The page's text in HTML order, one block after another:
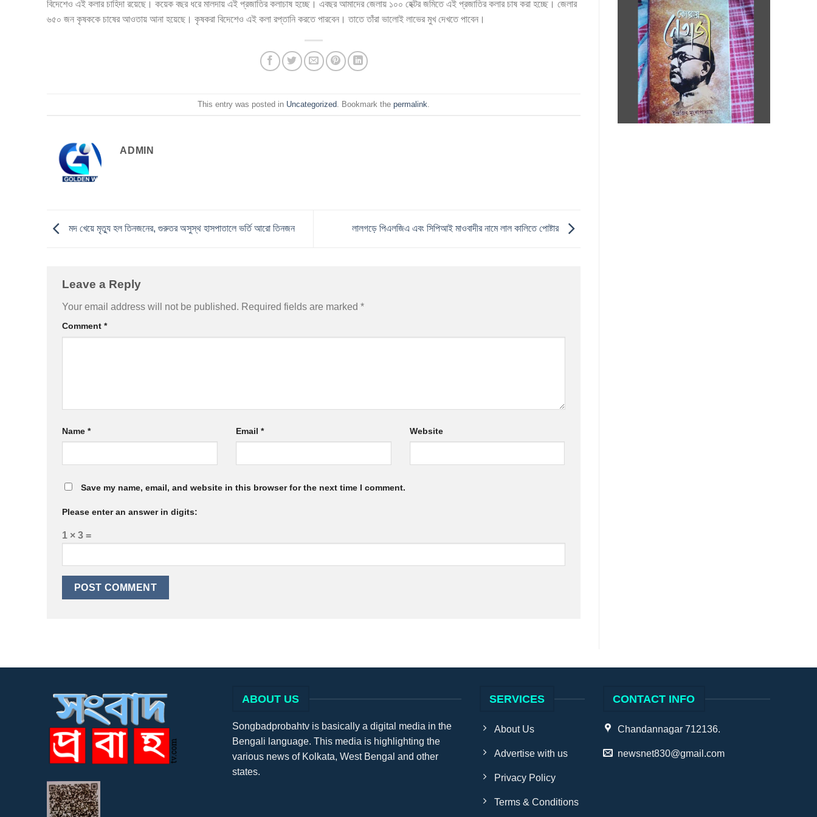
বিদেশেও এই কলার চাহিদা রয়েছে। কয়েক বছর ধরে মালদায় এই প্রজাতির কলাচাষ হচ্ছে। এবছর আমাদের জেলায় ১০০ হেক্টর জমিতে এই প্রজাতির কলার চাষ করা হচ্ছে। জেলার
৬৫০ জন কৃষককে চাষের আওতায় আনা হয়েছে। কৃষকরা বিদেশেও এই কলা রপ্তানি করতে পারবেন। তাতে তাঁরা ভালোই লাভের মুখ দেখতে পাবেন।
This entry was posted in Uncategorized. Bookmark the permalink
ADMIN
মদ খেয়ে মৃত্যু হল তিনজনের, গুরুতর অসুস্থ হাসপাতালে ভর্তি আরো তিনজন লালগড়ে পিএলজিএ এবং সিপিআই মাওবাদীর নামে লাল কালিতে পোষ্টার
Leave a Reply
Your email address will not be published. Required fields are marked *
Comment *
Name * Email * Website
Save my name, email, and website in this browser for the next time I comment.
Please enter an answer in digits:
1 × 3 =
ABOUT US
Songbadprobahtv is basically a digital media in the
Bengali language. This media is highlighting the
various news of Kolkata, West Bengal and other
states.
SERVICES
About Us
Advertise with us
Privacy Policy
Terms & Conditions
CONTACT INFO
Chandannagar 712136.
newsnet830@gmail.com